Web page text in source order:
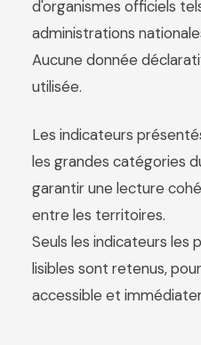
d'organismes officiels
administrations
Aucune donnée
utilisée.
Les indicateurs
les grandes catégories
garantir une lecture
entre les territoires.
Seuls les indicateurs les
lisibles sont retenus,
accessible et